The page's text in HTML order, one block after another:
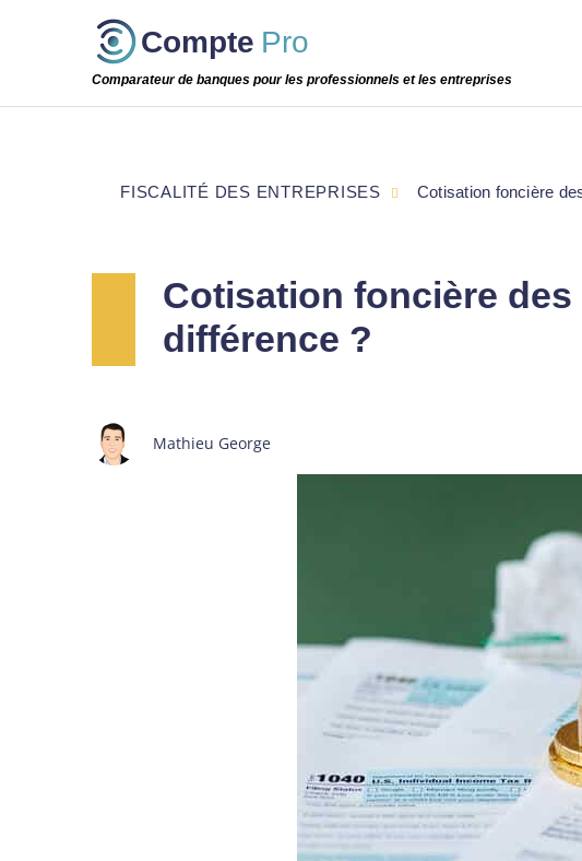
Compte Pro
Comparateur de banques pour les professionnels et les entreprises
Cotisation foncière
différence ?
Mathieu George
FISCALITÉ DES ENTREPRISES Cotisation foncière